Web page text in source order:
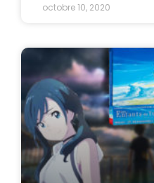
octobre 10, 2020